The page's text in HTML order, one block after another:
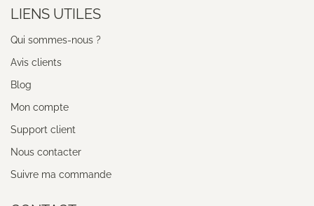
LIENS UTILES
Qui sommes-nous ?
Avis clients
Blog
Mon compte
Support client
Nous contacter
Suivre ma commande